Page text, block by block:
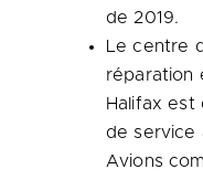
de 2019.
Le centre
réparation
Halifax est
de service
Avions